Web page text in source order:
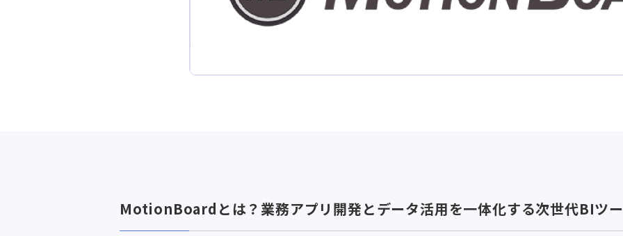
MotionBoardとは？業務アプリ開発とデータ活用を一体化する次世代BIツ